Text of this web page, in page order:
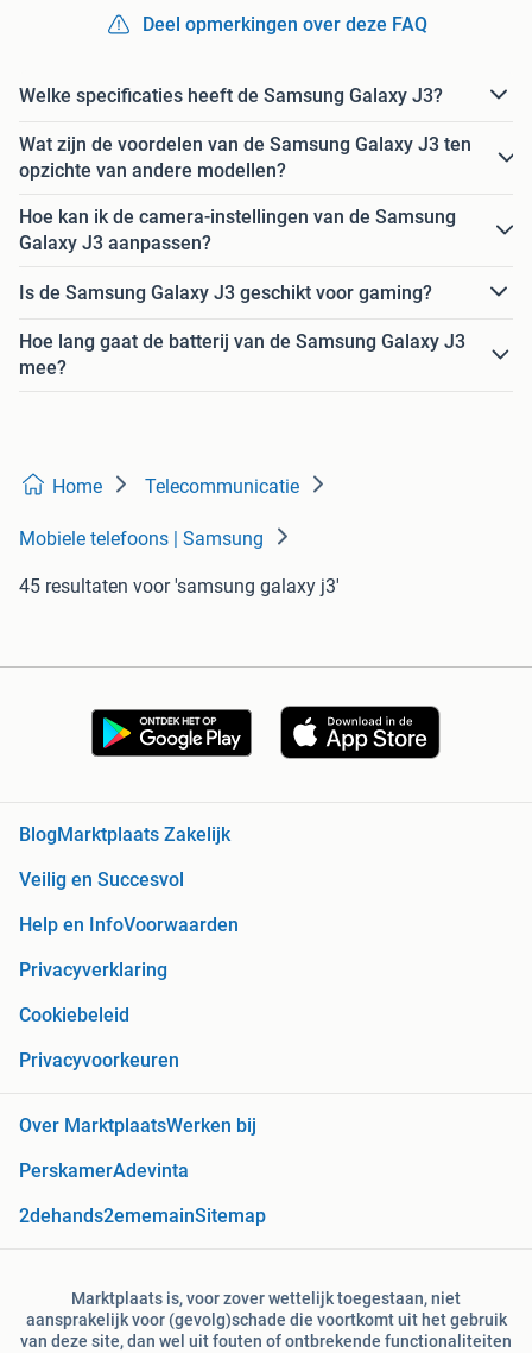
Deel opmerkingen over deze FAQ
Welke specificaties heeft de Samsung Galaxy J3?
Wat zijn de voordelen van de Samsung Galaxy J3 ten
opzichte van andere modellen?
Hoe kan ik de camera-instellingen van de Samsung
Galaxy J3 aanpassen?
Is de Samsung Galaxy J3 geschikt voor gaming?
Hoe lang gaat de batterij van de Samsung Galaxy J3
mee?
Home Telecommunicatie
Mobiele telefoons | Samsung
45 resultaten voor 'samsung galaxy j3'
BlogMarktplaats Zakelijk
Veilig en Succesvol
Help en InfoVoorwaarden
Privacyverklaring
Cookiebeleid
Privacyvoorkeuren
Over MarktplaatsWerken bij
PerskamerAdevinta
2dehands2ememainSitemap
Marktplaats is, voor zover wettelijk toegestaan, niet
aansprakelijk voor (gevolg)schade die voortkomt uit het gebruik
van deze site, dan wel uit fouten of ontbrekende functionaliteiten